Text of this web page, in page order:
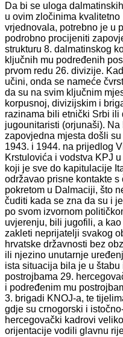
Da bi se uloga
u ovim zločinima kvalitetno
vrjednovala, potrebno je u
podrobno procijeniti
strukturu 8. dalmatinskog
ključnih mu podređenih
prvom redu 26. divizije.
učini, onda se nameće
da su na svim ključnim
korpusnoj, divizijskim i
razinama bili etnički Srbi ili
jugounitaristi (orjunaši). Na
zapovjedna mjesta došli
1943. i 1944. na prijedlog
Krstulovića i vodstva KPJ
koji je sve do kapitulacije
održavao prisne kontakte s
pokretom u Dalmaciji, što
čuditi kada se zna da su i
po svom izvornom
uvjerenju, bili jugofili, a kao
zakleti neprijatelji svakog
hrvatske državnosti bez
ili njezino unutarnje
ista situacija bila je u štabu
postrojbama 29.
i podređenim mu
3. brigadi KNOJ-a, te
gdje su crnogorski i
hercegovački kadrovi
orijentacije vodili glavnu